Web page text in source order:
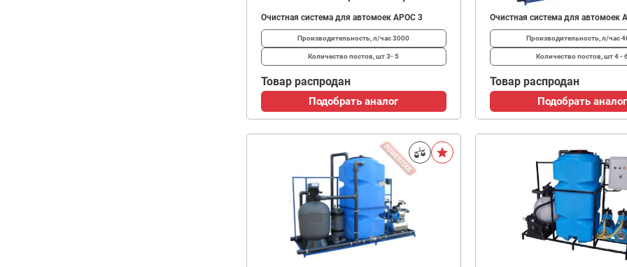
Очистная система для автомоек АРОС 3
Производительность, л/час3000
Количество постов, шт3- 5
Товар распродан
Подобрать аналог
Очистная система для автомоек
Производительность, л/час
Количество постов, шт4 -
Товар распродан
Подобрать аналог